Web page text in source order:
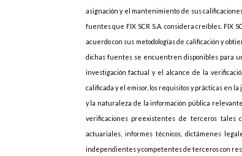
asignación y el mantenimiento de sus
fuentes que FIX SCR S.A. considera creíbles. FIX
acuerdo con sus metodologías de calificación y
dichas fuentes se encuentren disponibles para
investigación factual y el alcance de la
calificada y el emisor, los requisitos y prácticas en
y la naturaleza de la información pública
verificaciones preexistentes de terceros tales
actuariales, informes técnicos, dictámenes
independientes y competentes de terceros con